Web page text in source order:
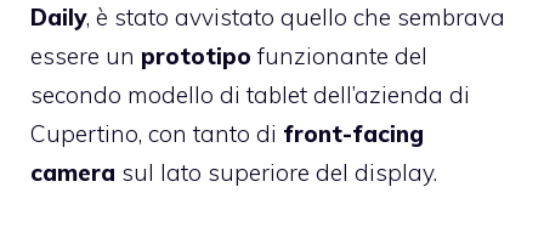
Daily, è stato avvistato quello che sembrava
essere un prototipo funzionante del
secondo modello di tablet dell’azienda di
Cupertino, con tanto di front-facing
camera sul lato superiore del display.